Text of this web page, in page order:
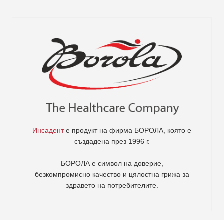
Инсаденте продукт на фирма БОРОЛА , която е
създадена през 1996 г.
БОРОЛА е символ на доверие,
безкомпромисно качество и цялостна грижа за
здравето на потребителите.